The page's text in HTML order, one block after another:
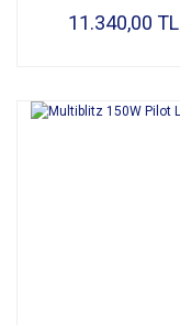
11.340,00 TL